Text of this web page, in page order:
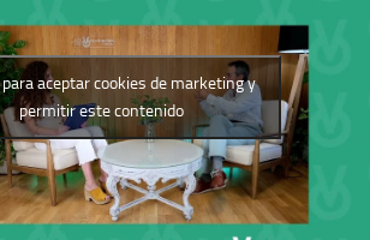
para aceptar cookies de marketing y
permitir este contenido